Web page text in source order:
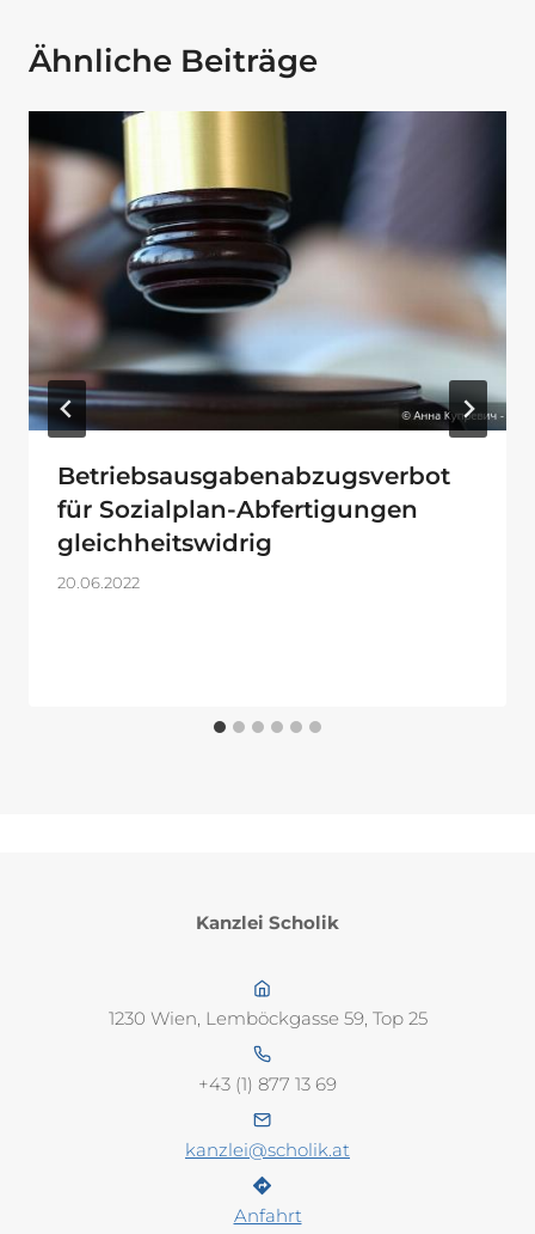
Ähnliche Beiträge
Betriebsausgabenabzugsverbot
für Sozialplan-Abfertigungen
gleichheitswidrig
20.06.2022
Kanzlei Scholik
1230 Wien, Lemböckgasse 59, Top 25
+43 (1) 877 13 69
kanzlei@scholik.at
Anfahrt